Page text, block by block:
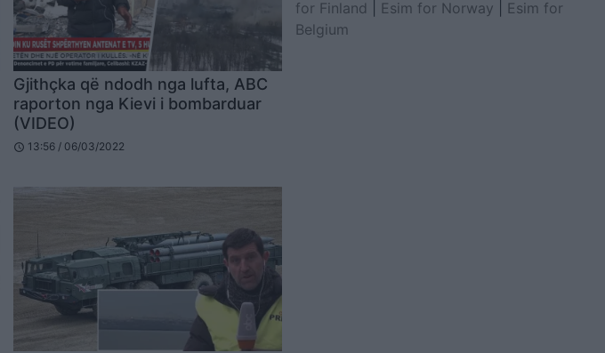
Gjithçka që ndodh nga lufta, ABC
raporton nga Kievi i bombarduar
(VIDEO)
schedule 13:56 / 06/03/2022
for Finland
Esim for Norway
Esim for
Belgium